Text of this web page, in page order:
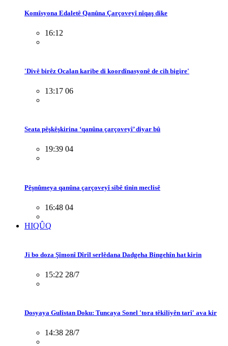
Komîsyona Edaletê Qanûna Çarçoveyî nîqaş dike
16:12
'Divê birêz Ocalan karibe di koordînasyonê de cih bigire'
13:17 06
Seata pêşkêşkirina ‘qanûna çarçoveyî’ diyar bû
19:39 04
Pêşnûmeya qanûna çarçoveyî sibê tînin meclisê
16:48 04
HIQÛQ
Ji bo doza Şîmonî Dîrîl serlêdana Dadgeha Bingehîn hat kirin
15:22 28/7
Dosyaya Gulîstan Doku: Tuncaya Sonel 'tora têkiliyên tarî' ava kir
14:38 28/7